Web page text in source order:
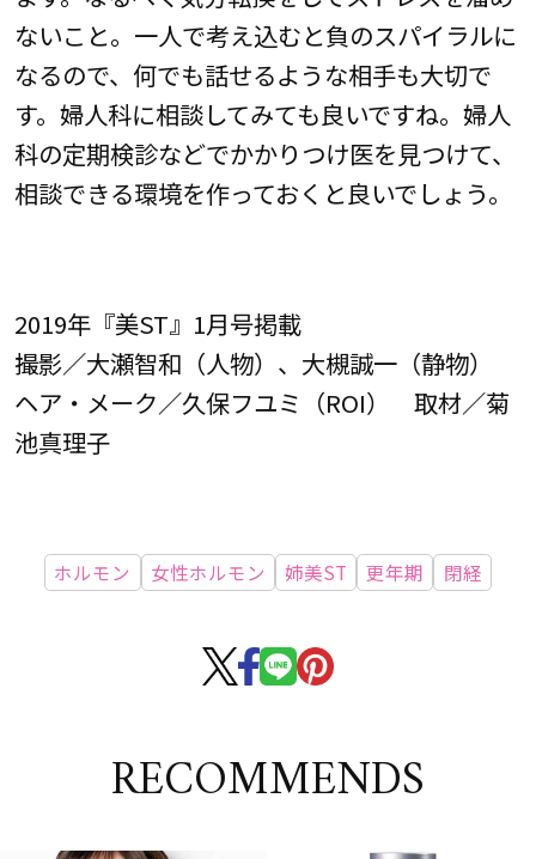
ないこと。一人で考え込むと負のスパイラルに
なるので、何でも話せるような相手も大切で
す。婦人科に相談してみても良いですね。婦人
科の定期検診などでかかりつけ医を見つけて、
相談できる環境を作っておくと良いでしょう。
2019年『美ST』1月号掲載
撮影／大瀬智和（人物）、大槻誠一（静物）
ヘア・メーク／久保フユミ（ROI） 取材／菊
池真理子
ホルモン 女性ホルモン 姉美ST 更年期 閉経
RECOMMENDS